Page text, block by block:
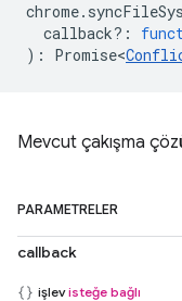
chrome.
callback? :
) : Promise<
Mevcut çakışma
PARAMETRELER
callback
işlevisteğe bağlı